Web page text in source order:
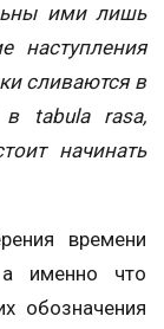
ими лишь
наступления
сливаются в
в tabula rasa,
начинать
времени
именно что
обозначения